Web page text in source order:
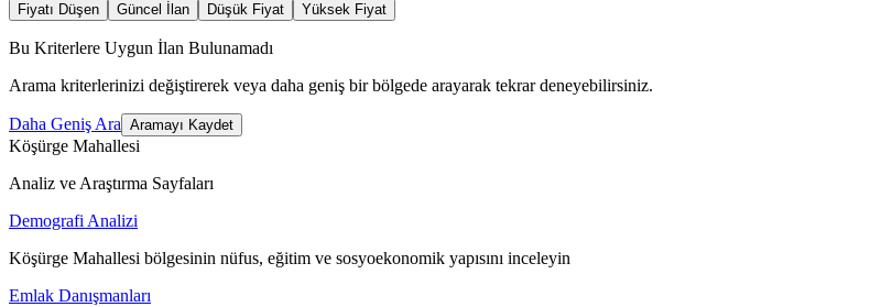
Fiyatı Düşen Güncel İlan Düşük Fiyat Yüksek Fiyat
Bu Kriterlere Uygun İlan Bulunamadı
Arama kriterlerinizi değiştirerek veya daha geniş bir bölgede arayarak tekrar deneyebilirsiniz.
Daha Geniş Ara Aramayı Kaydet
Köşürge Mahallesi
Analiz ve Araştırma Sayfaları
Demografi Analizi
Köşürge Mahallesi bölgesinin nüfus, eğitim ve sosyoekonomik yapısını inceleyin
Emlak Danışmanları